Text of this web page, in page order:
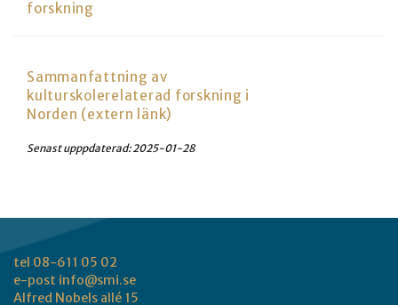
forskning
Sammanfattning av
kulturskolerelaterad forskning i
Norden (extern länk)
Senast upppdaterad:2025-01-28
tel 08-611 05 02
e-post info@smi.se
Alfred Nobels allé 15